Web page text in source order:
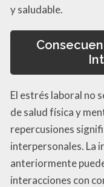
y saludable.
El estrés laboral no
de salud física y
repercusiones
interpersonales. La
anteriormente
interacciones con